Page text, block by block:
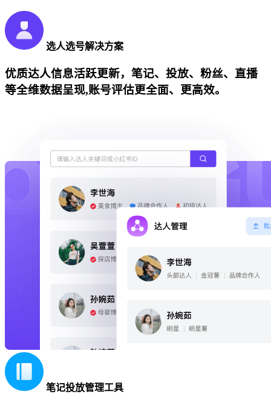
选人选号解决方案
优质达人信息活跃更新，笔记、投放、粉丝、直播
等全维数据呈现,账号评估更全面、更高效。
笔记投放管理工具